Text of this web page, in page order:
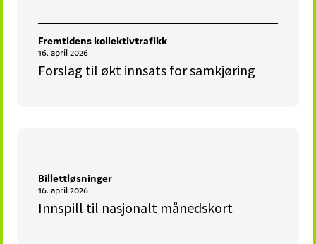
Fremtidens kollektivtrafikk
16. april 2026
Forslag til økt innsats for samkjøring
Billettløsninger
16. april 2026
Innspill til nasjonalt månedskort